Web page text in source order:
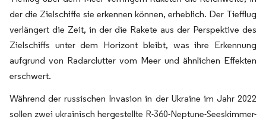
der die Zielschiffe sie erkennen können, erheblich. Der Tiefflug
verlängert die Zeit, in der die Rakete aus der Perspektive des
Zielschiffs unter dem Horizont bleibt, was ihre Erkennung
aufgrund von Radarclutter vom Meer und ähnlichen Effekten
erschwert.
Während der russischen Invasion in der Ukraine im Jahr 2022
sollen zwei ukrainisch hergestellte R-360-Neptune-Seeskimmer-